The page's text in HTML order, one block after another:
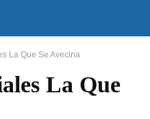
La Que Se Avecina
La Que